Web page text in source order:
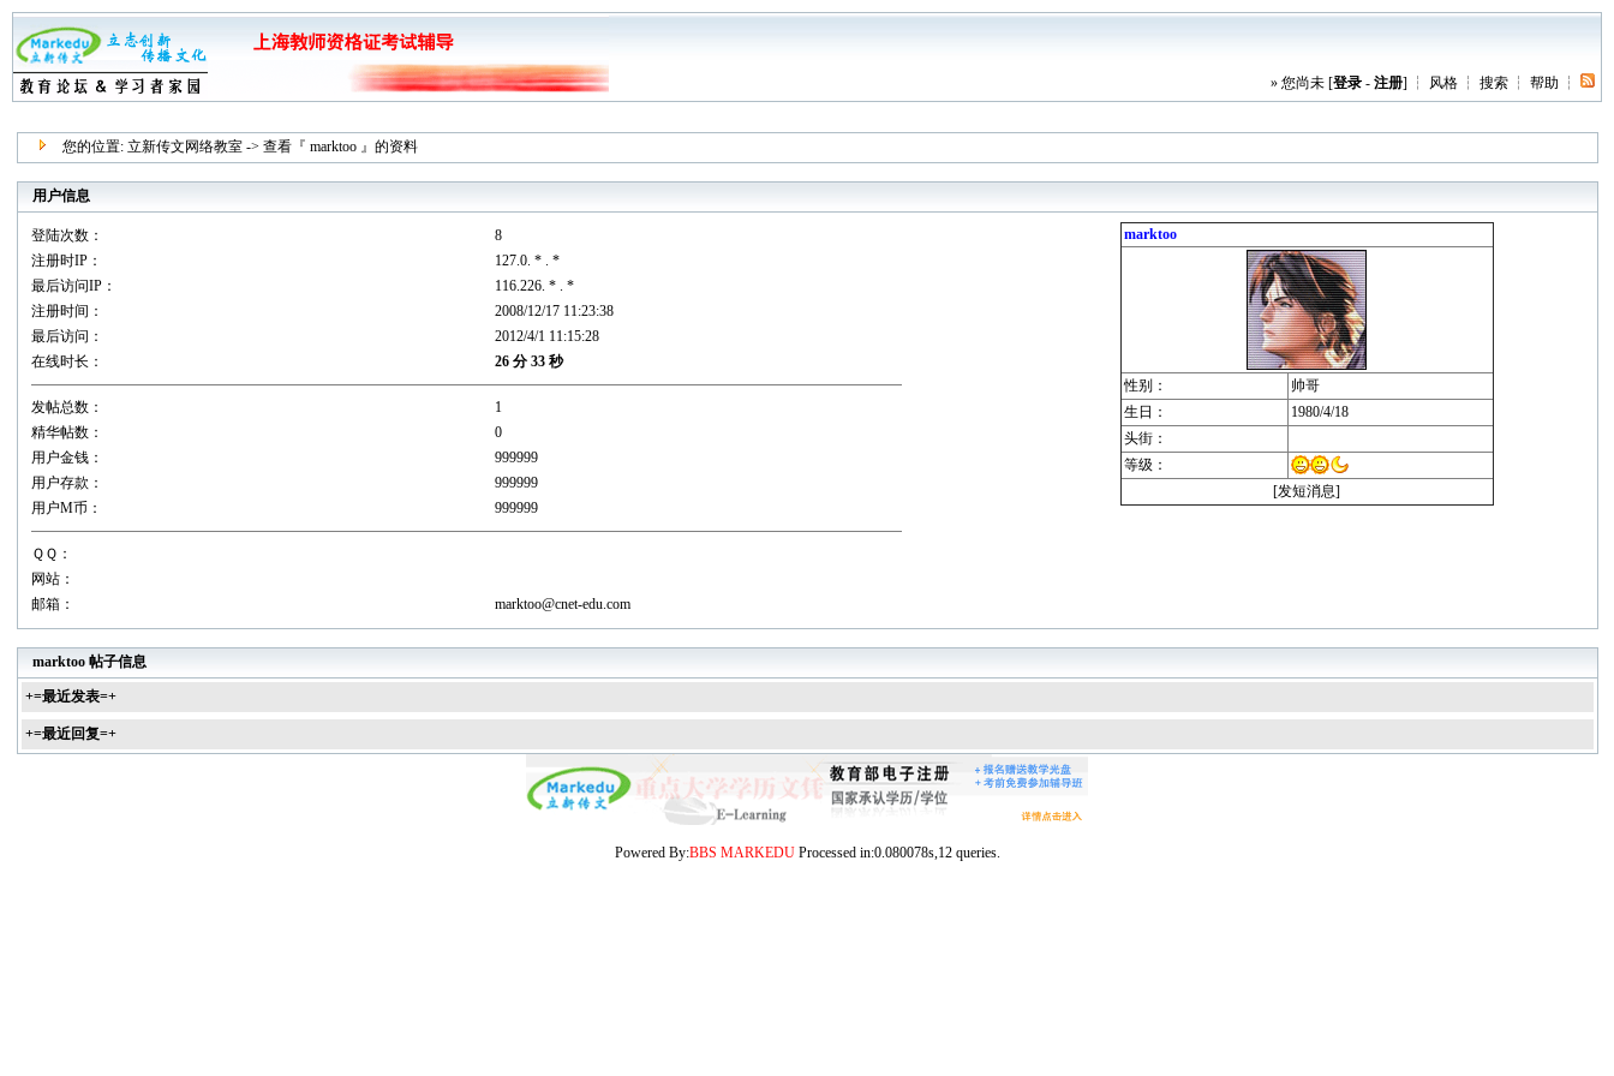
» 您尚未 [登录 - 注册] ┆ 风格 ┆ 搜索 ┆ 帮助 ┆
您的位置: 立新传文网络教室-> 查看『 marktoo 』的资料
用户信息
登陆次数：
8
注册时IP：
127.0. * . *
最后访问IP：
116.226. * . *
注册时间：
2008/12/17 11:23:38
最后访问：
2012/4/1 11:15:28
在线时长：
26 分 33 秒
发帖总数：
1
精华帖数：
0
用户金钱：
999999
用户存款：
999999
用户M币：
999999
ＱＱ：
网站：
邮箱：
marktoo@cnet-edu.com
marktoo
性别：
帅哥
生日：
1980/4/18
头街：
等级：
[发短消息]
marktoo 帖子信息
+=最近发表=+
+=最近回复=+
Powered By:BBS MARKEDUProcessed in:0.080078s,12 queries.